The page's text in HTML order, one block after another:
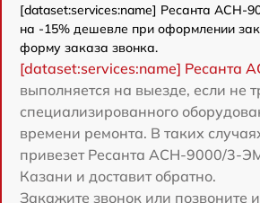
[dataset:services:name] Ресанта АСН-
на -15% дешевле при оформлении
форму заказа звонка.
[dataset:services:name] Ресанта
выполняется на выезде, если не
специализированного
времени ремонта. В таких
привезет Ресанта АСН-9000/3-
Казани и доставит обратно.
Закажите звонок или позвоните